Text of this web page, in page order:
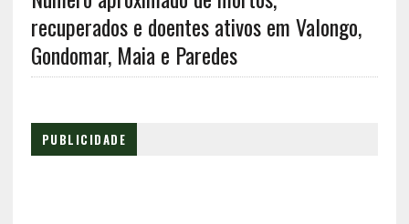
recuperados e doentes ativos em Valongo,
Gondomar, Maia e Paredes
PUBLICIDADE